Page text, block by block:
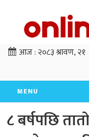
आज :२०८३ श्रावण, २१
MENU
८ बर्षपछि